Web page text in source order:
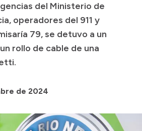
del Ministerio de
operadores del 911 y
79, se detuvo a un
rollo de cable de una
de 2024